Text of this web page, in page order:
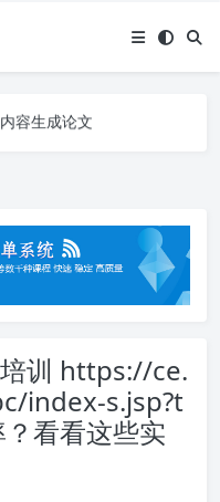
容生成论文
育。现已接入代刷代考项目3000+
育。现已接入代刷代考项目3000+
训 https://ce.
index-s.jsp?t
看看这些实